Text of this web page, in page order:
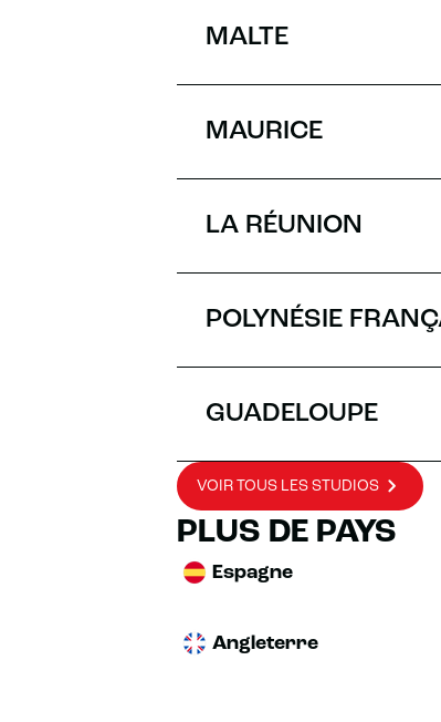
MALTE
MAURICE
LA RÉUNION
POLYNÉSIE
GUADELOUPE
VOIR TOUS LES STUDIOS
PLUS DE PAYS
Espagne
Angleterre